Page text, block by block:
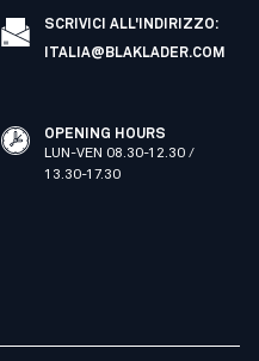
SCRIVICI ALL'INDIRIZZO:
ITALIA@BLAKLADER.COM
OPENING HOURS
LUN-VEN 08.30-12.30 /
13.30-17.30